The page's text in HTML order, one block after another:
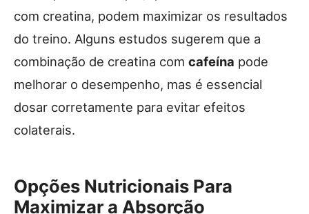
com creatina, podem maximizar os resultados
do treino. Alguns estudos sugerem que a
combinação de creatina com cafeína pode
melhorar o desempenho, mas é essencial
dosar corretamente para evitar efeitos
colaterais.
Opções Nutricionais Para
Maximizar a Absorção